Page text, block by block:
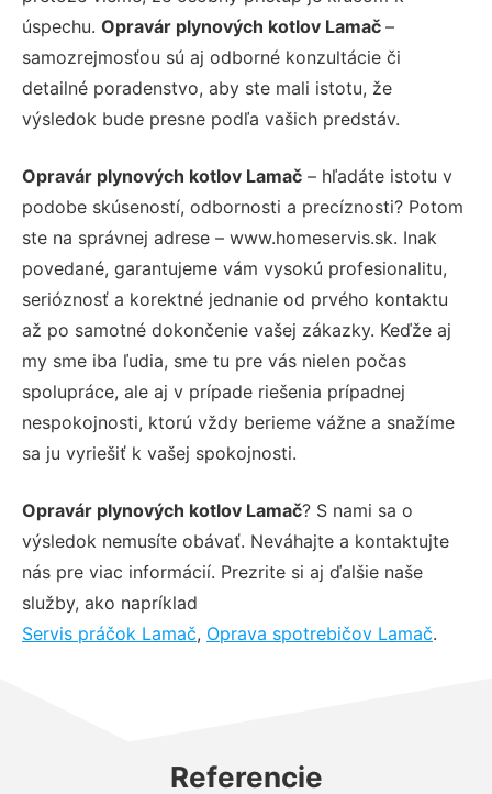
úspechu. Opravár plynových kotlov Lamač –
samozrejmosťou sú aj odborné konzultácie či
detailné poradenstvo, aby ste mali istotu, že
výsledok bude presne podľa vašich predstáv.
Opravár plynových kotlov Lamač – hľadáte istotu v
podobe skúseností, odbornosti a precíznosti? Potom
ste na správnej adrese – www.homeservis.sk. Inak
povedané, garantujeme vám vysokú profesionalitu,
serióznosť a korektné jednanie od prvého kontaktu
až po samotné dokončenie vašej zákazky. Keďže aj
my sme iba ľudia, sme tu pre vás nielen počas
spolupráce, ale aj v prípade riešenia prípadnej
nespokojnosti, ktorú vždy berieme vážne a snažíme
sa ju vyriešiť k vašej spokojnosti.
Opravár plynových kotlov Lamač? S nami sa o
výsledok nemusíte obávať. Neváhajte a kontaktujte
nás pre viac informácií. Prezrite si aj ďalšie naše
služby, ako napríklad
Servis práčok Lamač, Oprava spotrebičov Lamač.
Referencie